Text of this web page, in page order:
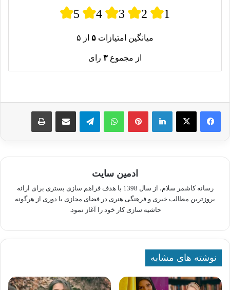
5 4 3 2 1
میانگین امتیازات ۵ از ۵
از مجموع ۳ رای
لینکدین پینترستواتس آپ تلگرام اشتراک گذاری از طریق ایمیل چاپ
ادمین سایت
رسانه کاشمر سلام، از سال 1398 با هدف فراهم سازی بستری برای ارائه
بروزترین مطالب خبری و فرهنگی هنری در فضای مجازی با دوری از هرگونه
حاشیه سازی کار خود را آغاز نمود.
نوشته های مشابه